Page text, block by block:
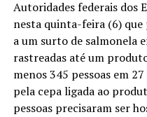
boa parte das rotas
preços de frete é
momento na safra
aquecimento logístico. E
de um certo suporte aos
como decorrência deste
Autoridades federais dos
nesta quinta-feira (6) que
a um surto de salmonela
rastreadas até um
menos 345 pessoas em
pela cepa ligada ao
pessoas precisaram ser